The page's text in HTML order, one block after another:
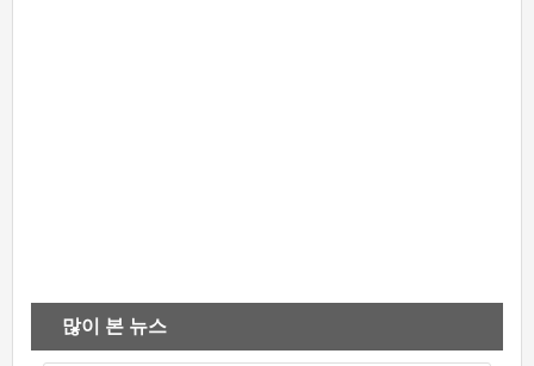
많이 본 뉴스